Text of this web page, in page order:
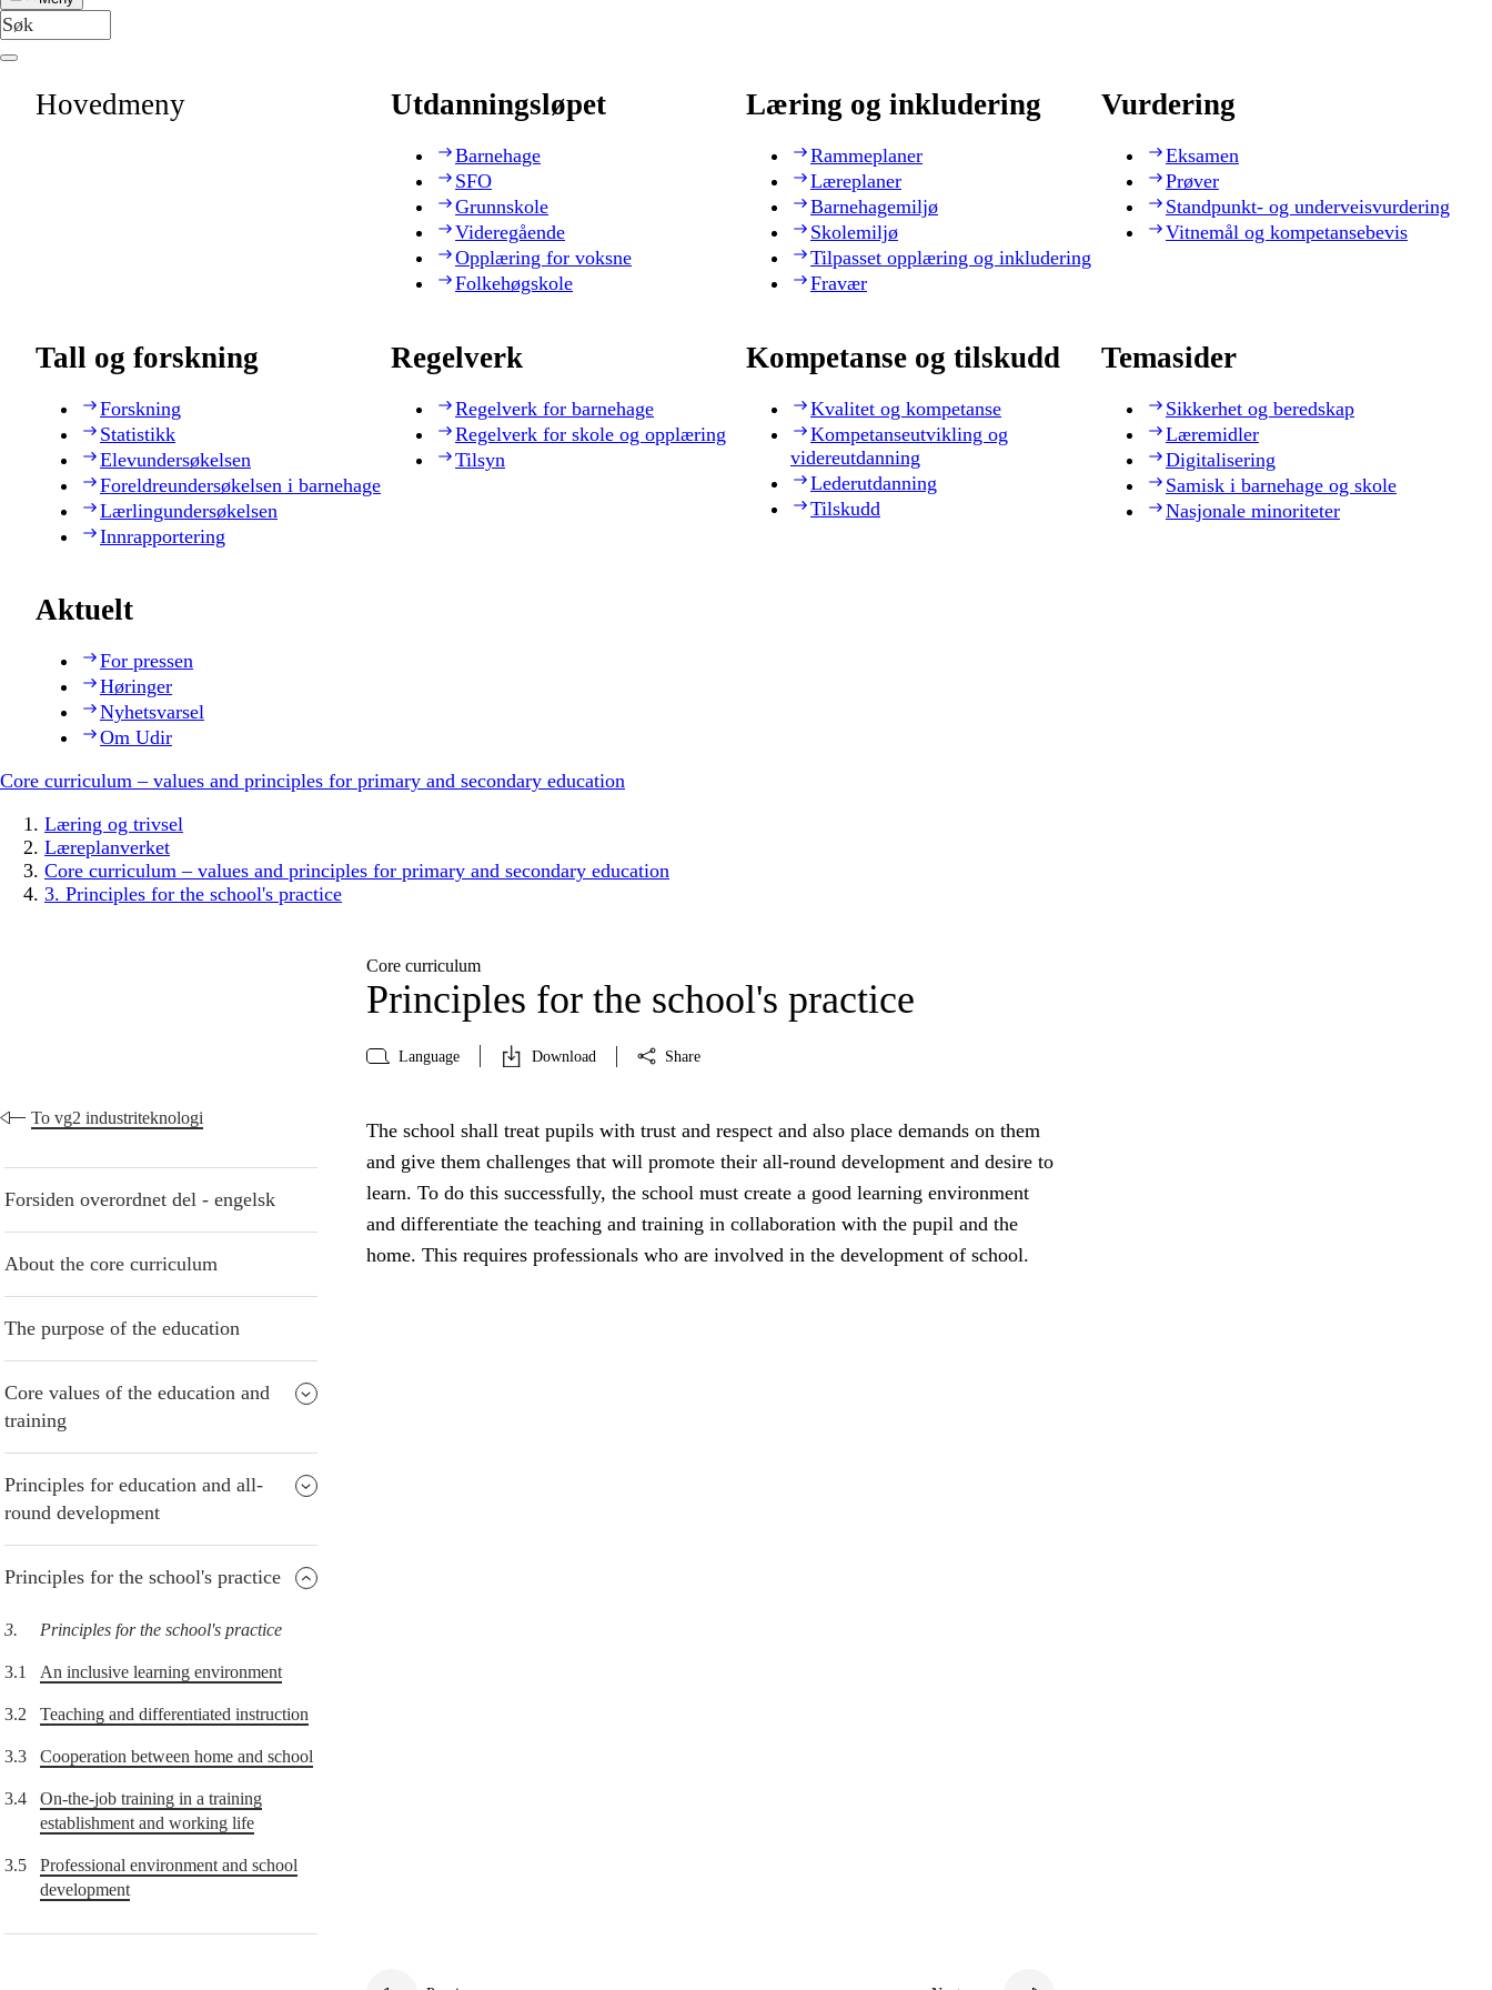
Hovedmeny Utdanningsløpet
Barnehage
SFO
Grunnskole
Videregående
Opplæring for voksne
Folkehøgskole
Læring og inkludering
Rammeplaner
Læreplaner
Barnehagemiljø
Skolemiljø
Tilpasset opplæring og inkludering
Fravær
Vurdering
Eksamen
Prøver
Standpunkt- og underveisvurdering
Vitnemål og kompetansebevis
Tall og forskning
Forskning
Statistikk
Elevundersøkelsen
Foreldreundersøkelsen i barnehage
Lærlingundersøkelsen
Innrapportering
Regelverk
Regelverk for barnehage
Regelverk for skole og opplæring
Tilsyn
Kompetanse og tilskudd
Kvalitet og kompetanse
Kompetanseutvikling og
videreutdanning
Lederutdanning
Tilskudd
Temasider
Sikkerhet og beredskap
Læremidler
Digitalisering
Samisk i barnehage og skole
Nasjonale minoriteter
Aktuelt
For pressen
Høringer
Nyhetsvarsel
Om Udir
Core curriculum – values and principles for primary and secondary education
Læring og trivsel
Læreplanverket
Core curriculum – values and principles for primary and secondary education
3. Principles for the school's practice
Core curriculum
Principles for the school's practice
Language Download Share
To vg2 industriteknologi
Forsiden overordnet del - engelsk
About the core curriculum
The purpose of the education
Core values of the education and
training
Principles for education and all-
round development
Principles for the school's practice
3. Principles for the school's practice
3.1 An inclusive learning environment
3.2 Teaching and differentiated instruction
3.3 Cooperation between home and school
3.4
On-the-job training in a training
establishment and working life
3.5
Professional environment and school
development
The school shall treat pupils with trust and respect and also place demands on them
and give them challenges that will promote their all-round development and desire to
learn. To do this successfully, the school must create a good learning environment
and differentiate the teaching and training in collaboration with the pupil and the
home. This requires professionals who are involved in the development of school.